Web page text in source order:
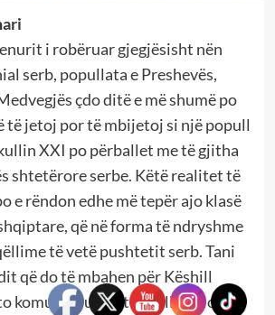
i robëruar gjegjësisht nën
serb, popullata e Preshevës,
çdo ditë e më shumë po
të jetoj por të mbijetoj si një popull
XXI po përballet me të gjitha
shtetërore serbe. Këtë realitet të
e rëndon edhe më tepër ajo klasë
që në forma të ndryshme
të vetë pushtetit serb. Tani
që do të mbahen për Këshill
komuna, subjektet politike lokale